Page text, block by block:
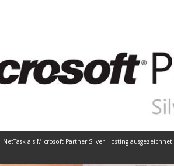
NetTask als Microsoft Partner Silver Hosting ausgezeichnet.